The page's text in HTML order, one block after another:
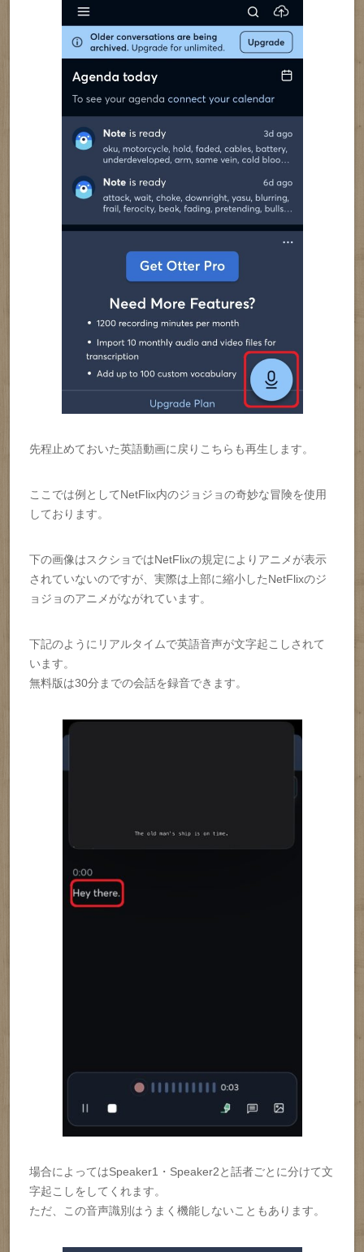
先程止めておいた英語動画に戻りこちらも再生します。
ここでは例としてNetFlix内のジョジョの奇妙な冒険を使用
しております。
下の画像はスクショではNetFlixの規定によりアニメが表示
されていないのですが、実際は上部に縮小したNetFlixのジ
ョジョのアニメがながれています。
下記のようにリアルタイムで英語音声が文字起こしされて
います。
無料版は30分までの会話を録音できます。
場合によってはSpeaker1・Speaker2と話者ごとに分けて文
字起こしをしてくれます。
ただ、この音声識別はうまく機能しないこともあります。